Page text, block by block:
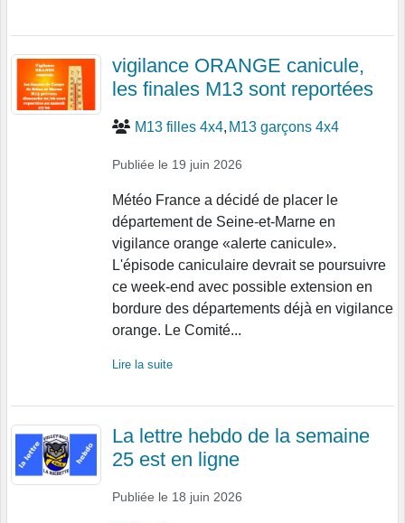
vigilance ORANGE canicule,
les finales M13 sont reportées
M13 filles 4x4 M13 garçons 4x4
Publiée le 19 juin 2026
Météo France a décidé de placer le
département de Seine-et-Marne en
vigilance orange «alerte canicule».
L'épisode caniculaire devrait se poursuivre
ce week-end avec possible extension en
bordure des départements déjà en vigilance
orange. Le Comité...
Lire la suite
La lettre hebdo de la semaine
25 est en ligne
Publiée le 18 juin 2026